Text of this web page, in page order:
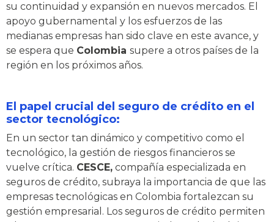
su continuidad y expansión en nuevos mercados. El
apoyo gubernamental y los esfuerzos de las
medianas empresas han sido clave en este avance, y
se espera que Colombia supere a otros países de la
región en los próximos años.
El papel crucial del seguro de crédito en el
sector tecnológico:
En un sector tan dinámico y competitivo como el
tecnológico, la gestión de riesgos financieros se
vuelve crítica. CESCE, compañía especializada en
seguros de crédito, subraya la importancia de que las
empresas tecnológicas en Colombia fortalezcan su
gestión empresarial. Los seguros de crédito permiten